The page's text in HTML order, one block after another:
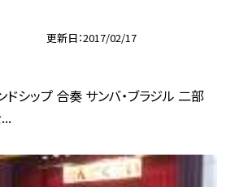
更新日 2017/02/17
ドシップ 合奏 サンバ・ブラジル 二部